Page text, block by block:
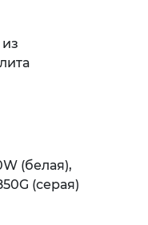
(белая),
(серая)